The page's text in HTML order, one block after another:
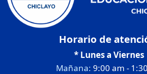
Horario de
* Lunes a Viernes
Mañana: 9:00 am -